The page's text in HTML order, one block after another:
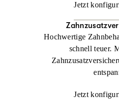
Jetzt
Hochwertige
schnell teuer.
Jetzt